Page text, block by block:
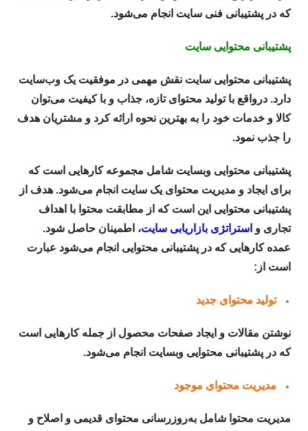
که در پشتیبانی فنی سایت انجام می‌شود.
پشتیبانی محتوایی سایت
پشتیبانی محتوایی سایت نقش مهمی در موفقیت یک وب‌سایت
دارد. درواقع با تولید محتوای تازه، جذاب و با کیفیت می‌توان
کالا و خدمات خود را به بهترین نحوه ارائه کرد و مشتریان هدف
را جذب نمود.
پشتیبانی محتوایی وبسایت شامل مجموعه کارهایی است که
برای ایجاد و مدیریت محتوای یک سایت انجام می‌شود. هدف از
پشتیبانی محتوایی این است که از مطابقت محتوا با اهداف
تجاری و استراتژی بازاریابی سایت، اطمینان حاصل شود.
عمده کارهایی که در پشتیبانی محتوایی انجام می‌شود عبارت
است از:
تولید محتوای جدید
نوشتن مقالات و ایجاد صفحات محصول از جمله کارهایی است
که در پشتیبانی محتوایی وبسایت انجام می‌شود.
مدیریت محتوای موجود
مدیریت محتوا شامل به‌روزرسانی محتوای قدیمی و اصلاح و